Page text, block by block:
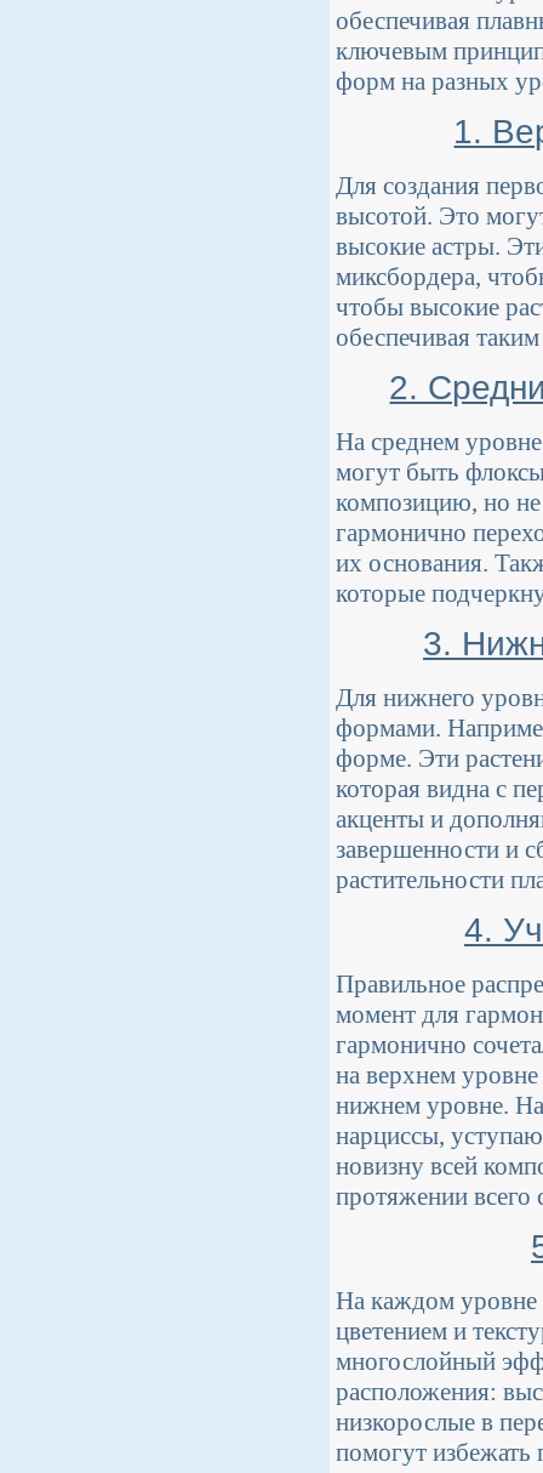
обеспечивая
ключевым
форм на разных
1.
Для создания
высотой. Это
высокие астры.
миксбордера,
чтобы высокие
обеспечивая
2.
На среднем
могут быть
композицию, но
гармонично
их основания.
которые
3.
Для нижнего
формами.
форме. Эти
которая видна с
акценты и
завершенности и
растительности
4.
Правильное
момент для
гармонично
на верхнем
нижнем уровне.
нарциссы,
новизну всей
протяжении всего
На каждом уровне
цветением и
многослойный
расположения:
низкорослые в
помогут избежать